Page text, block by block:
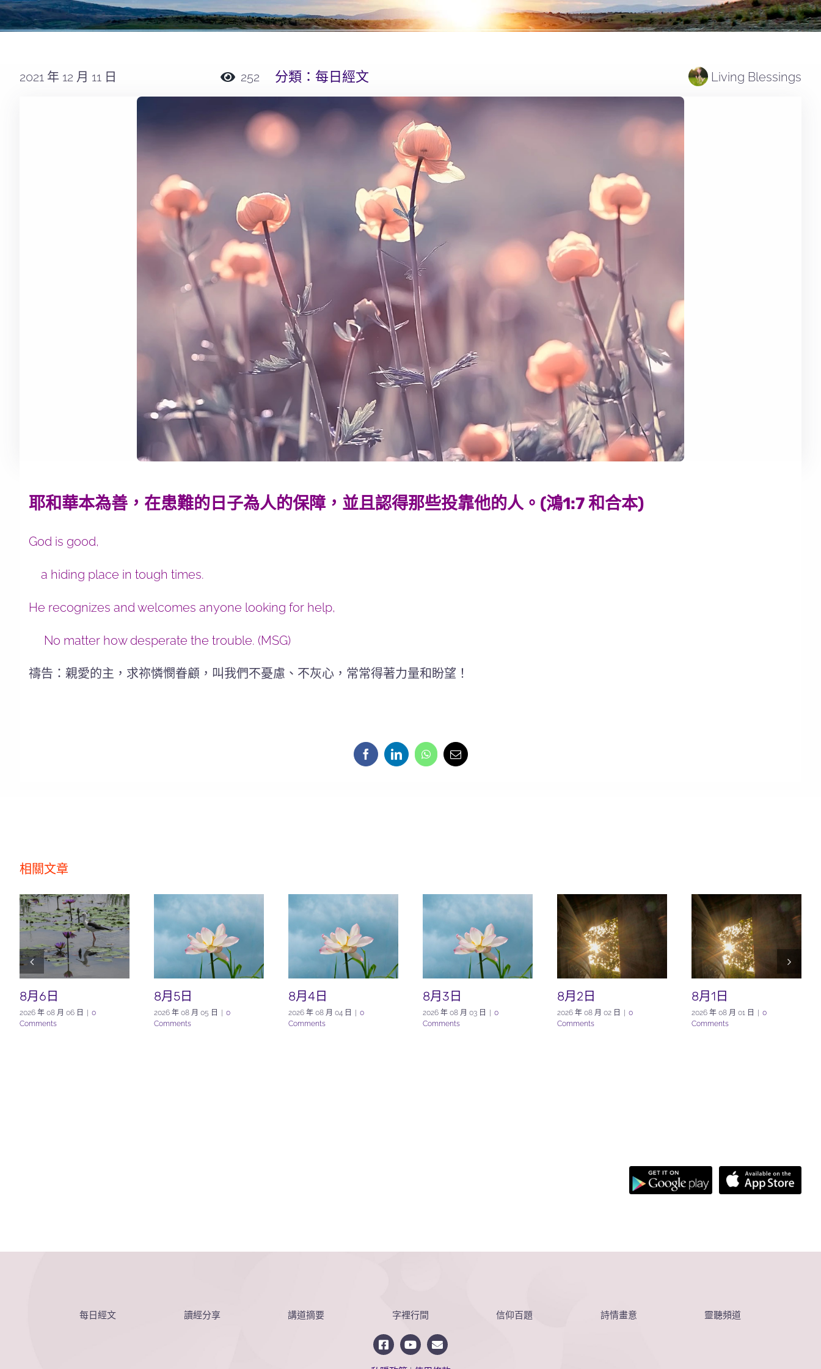
2021 年 12 月 11 日 252 分類： 每日經文 Living Blessings
耶和華本為善，在患難的日子為人的保障，並且認得那些投靠他的人。(鴻1:7 和合本)
God is good,
a hiding place in tough times.
He recognizes and welcomes anyone looking for help,
No matter how desperate the trouble. (MSG)
禱告：親愛的主，求祢憐憫眷顧，叫我們不憂慮、不灰心，常常得著力量和盼望！
相關文章
8月6日
2026 年 08 月 06 日 | 0
Comments
8月5日
2026 年 08 月 05 日 | 0
Comments
8月4日
2026 年 08 月 04 日 | 0
Comments
8月3日
2026 年 08 月 03 日 | 0
Comments
8月2日
2026 年 08 月 02 日 | 0
Comments
8月1日
2026 年 08 月 01 日 | 0
Comments
每日經文 讀經分享 講道摘要 字裡行間 信仰百題 詩情畫意 靈聽頻道